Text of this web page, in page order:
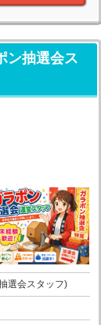
ン抽選会ス
選会スタッフ)